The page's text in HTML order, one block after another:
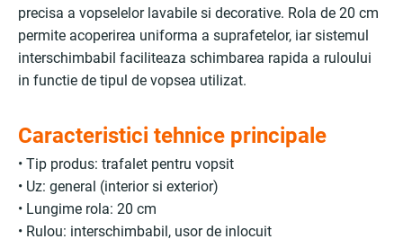
precisa a vopselelor lavabile si decorative. Rola de 20 cm
permite acoperirea uniforma a suprafetelor, iar sistemul
interschimbabil faciliteaza schimbarea rapida a ruloului
in functie de tipul de vopsea utilizat.
Caracteristici tehnice principale
• Tip produs: trafalet pentru vopsit
• Uz: general (interior si exterior)
• Lungime rola: 20 cm
• Rulou: interschimbabil, usor de inlocuit